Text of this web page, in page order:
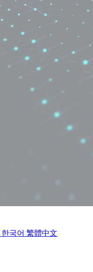
한국어 繁體中文